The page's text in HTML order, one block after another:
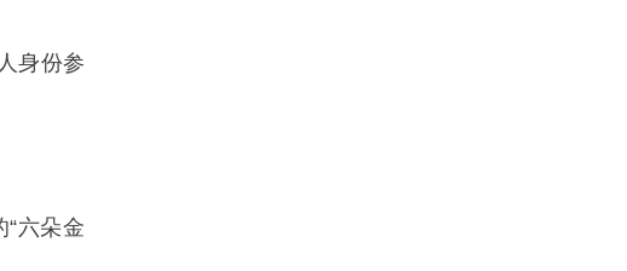
身份参
六朵金